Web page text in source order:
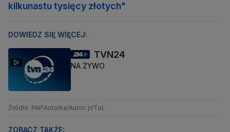
kilkunastu tysięcy złotych"
DOWIEDZ SIĘ WIĘCEJ:
TVN24
NA ŻYWO
Źródło: PAPAutorka/Autor: jr/ToL
ZOBACZ TAKŻE: